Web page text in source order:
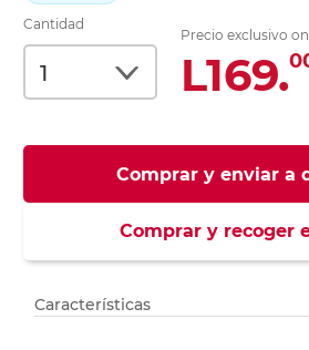
Cantidad
Precio exclusivo
L169.
Comprar y enviar a
Comprar y recoger
Características